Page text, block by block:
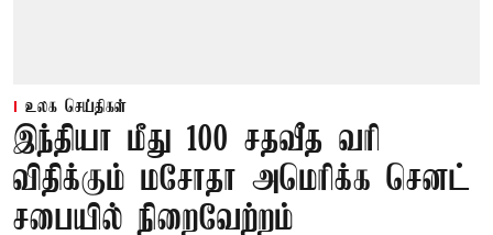
உலக செய்திகள்
இந்தியா மீது 100 சதவீத வரி
விதிக்கும் மசோதா அமெரிக்க செனட்
சபையில் நிறைவேற்றம்